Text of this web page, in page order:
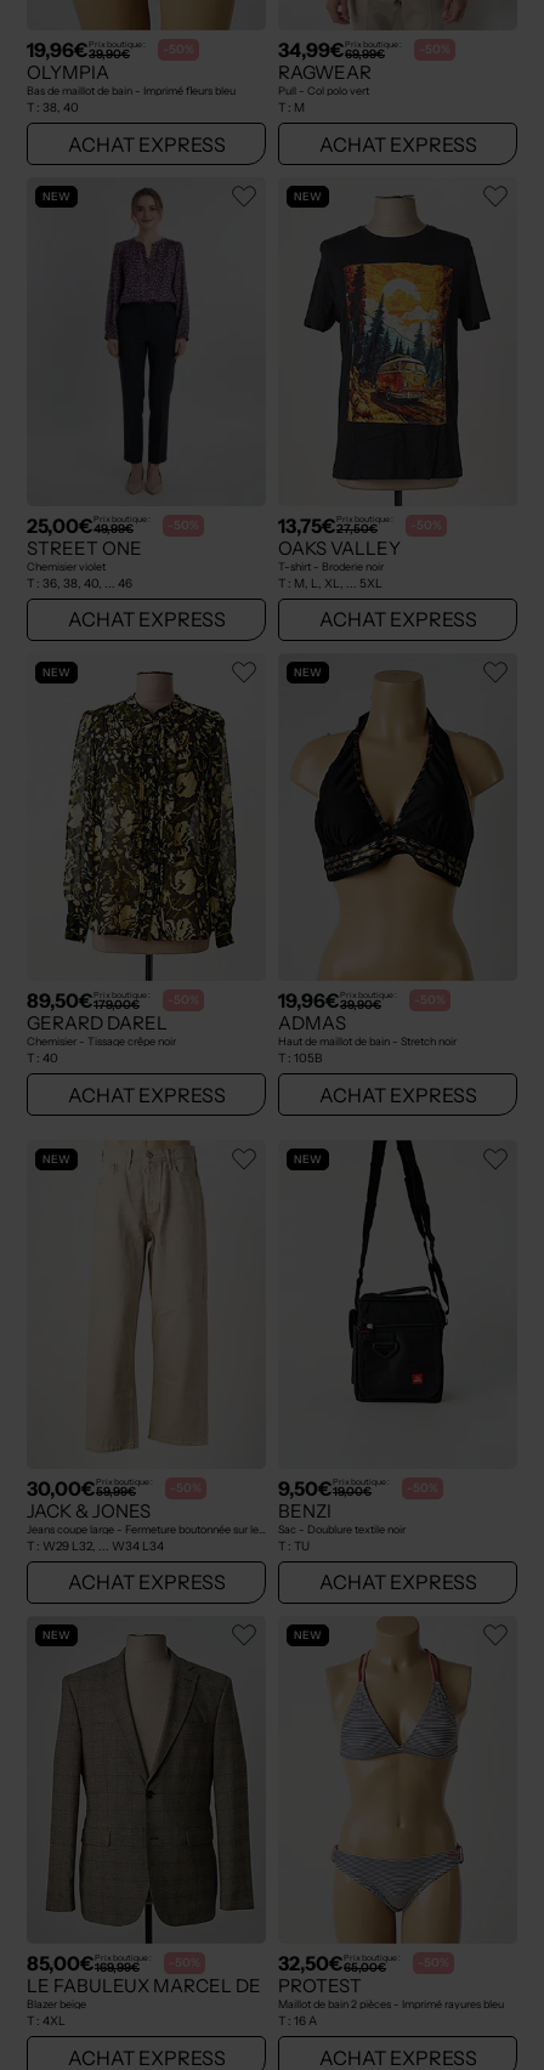
19,96€Prix boutique :
39,90€ -50%
OLYMPIA
Bas de maillot de bain - Imprimé fleurs bleu
T : 38, 40
ACHAT EXPRESS
34,99€Prix boutique :
69,99€ -50%
RAGWEAR
Pull - Col polo vert
T : M
ACHAT EXPRESS
NEW
25,00€Prix boutique :
49,99€ -50%
STREET ONE
Chemisier violet
T : 36, 38, 40, ... 46
ACHAT EXPRESS
NEW
13,75€Prix boutique :
27,50€ -50%
OAKS VALLEY
T-shirt - Broderie noir
T : M, L, XL, ... 5XL
ACHAT EXPRESS
NEW
89,50€Prix boutique :
179,00€ -50%
GERARD DAREL
Chemisier - Tissage crêpe noir
T : 40
ACHAT EXPRESS
NEW
19,96€Prix boutique :
39,90€ -50%
ADMAS
Haut de maillot de bain - Stretch noir
T : 105B
ACHAT EXPRESS
NEW
30,00€Prix boutique :
59,99€ -50%
JACK & JONES
T : W29 L32, ... W34 L34
ACHAT EXPRESS
NEW
9,50€Prix boutique :
19,00€ -50%
BENZI
Sac - Doublure textile noir
T : TU
ACHAT EXPRESS
NEW
85,00€Prix boutique :
169,99€ -50%
LE FABULEUX MARCEL DE BRUXELLES
Blazer beige
T : 4XL
ACHAT EXPRESS
NEW
32,50€Prix boutique :
65,00€ -50%
PROTEST
Maillot de bain 2 pièces - Imprimé rayures bleu
T : 16 A
ACHAT EXPRESS